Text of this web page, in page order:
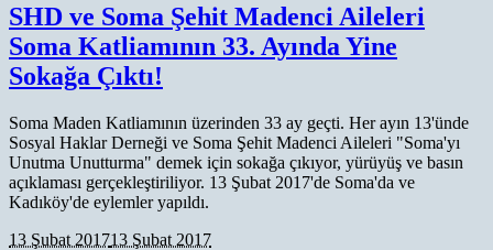
SHD ve Soma Şehit Madenci Aileleri
Soma Katliamının 33. Ayında Yine
Sokağa Çıktı!
Soma Maden Katliamının üzerinden 33 ay geçti. Her ayın 13'ünde
Sosyal Haklar Derneği ve Soma Şehit Madenci Aileleri "Soma'yı
Unutma Unutturma" demek için sokağa çıkıyor, yürüyüş ve basın
açıklaması gerçekleştiriliyor. 13 Şubat 2017'de Soma'da ve
Kadıköy'de eylemler yapıldı.
13 Şubat 201713 Şubat 2017